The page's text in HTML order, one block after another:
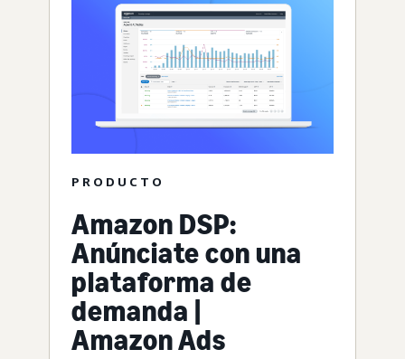
PRODUCTO
Amazon DSP:
Anúnciate con una
plataforma de
demanda |
Amazon Ads